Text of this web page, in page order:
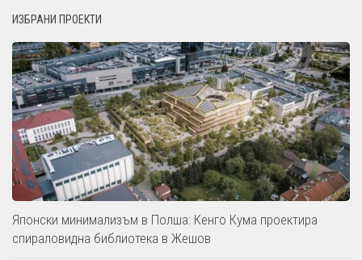
ИЗБРАНИ ПРОЕКТИ
Японски минимализъм в Полша: Кенго Кума проектира
спираловидна библиотека в Жешов